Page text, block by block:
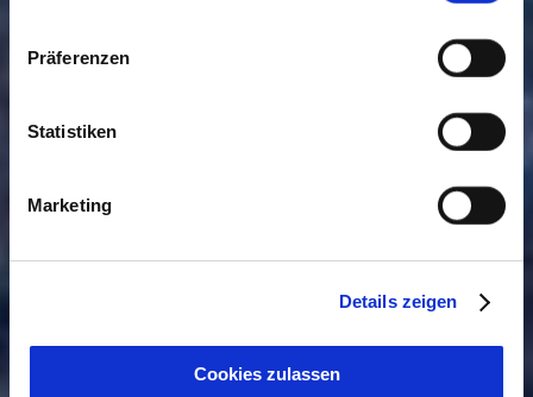
Präferenzen
Statistiken
Marketing
Details zeigen
Cookies zulassen